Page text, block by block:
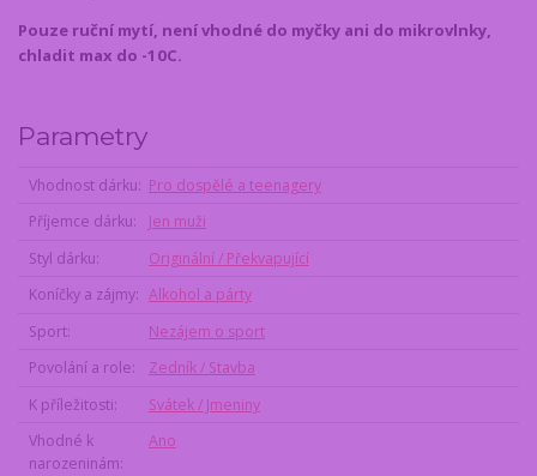
Pouze ruční mytí, není vhodné do myčky ani do mikrovlnky,
chladit max do -10C.
Parametry
Vhodnost dárku
Pro dospělé a teenagery
Příjemce dárku
Jen muži
Styl dárku
Originální / Překvapující
Koníčky a zájmy
Alkohol a párty
Sport
Nezájem o sport
Povolání a role
Zedník / Stavba
K příležitosti
Svátek / Jmeniny
Vhodné k
narozeninám
Ano